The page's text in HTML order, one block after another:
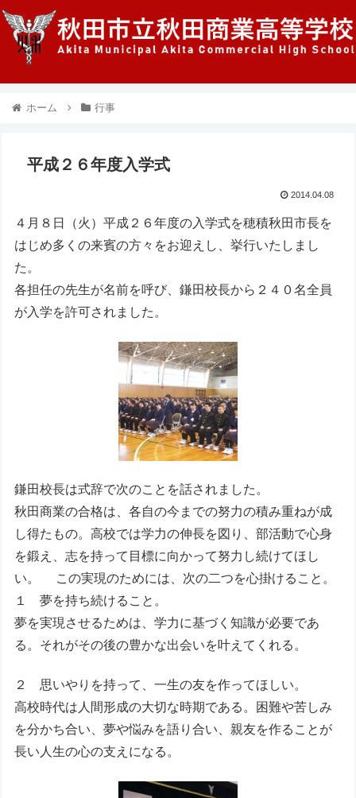
ホーム 行事
平成２６年度入学式
2014.04.08
４月８日（火）平成２６年度の入学式を穂積秋田市長を
はじめ多くの来賓の方々をお迎えし、挙行いたしまし
た。
各担任の先生が名前を呼び、鎌田校長から２４０名全員
が入学を許可されました。
鎌田校長は式辞で次のことを話されました。
秋田商業の合格は、各自の今までの努力の積み重ねが成
し得たもの。高校では学力の伸長を図り、部活動で心身
を鍛え、志を持って目標に向かって努力し続けてほし
い。 この実現のためには、次の二つを心掛けること。
１ 夢を持ち続けること。
夢を実現させるためは、学力に基づく知識が必要であ
る。それがその後の豊かな出会いを叶えてくれる。
２ 思いやりを持って、一生の友を作ってほしい。
高校時代は人間形成の大切な時期である。困難や苦しみ
を分かち合い、夢や悩みを語り合い、親友を作ることが
長い人生の心の支えになる。